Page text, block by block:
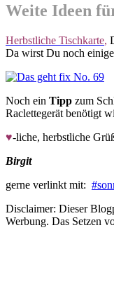
Weite Ideen
Herbstliche Tischkarte,
Da wirst Du noch
Noch ein Tipp zum
Raclettegerät benötigt
♥-liche, herbstliche
Birgit
gerne verlinkt mit:
Disclaimer: Dieser
Werbung. Das Setzen